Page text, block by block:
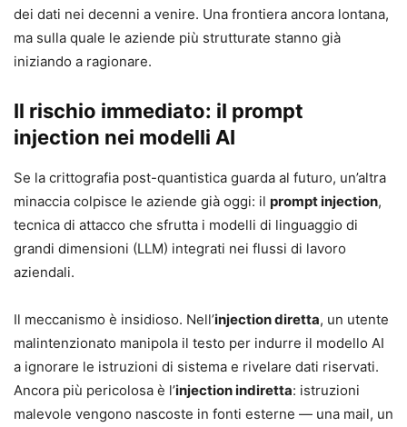
dei dati nei decenni a venire. Una frontiera ancora lontana,
ma sulla quale le aziende più strutturate stanno già
iniziando a ragionare.
Il rischio immediato: il prompt
injection nei modelli AI
Se la crittografia post-quantistica guarda al futuro, un’altra
minaccia colpisce le aziende già oggi: il prompt injection,
tecnica di attacco che sfrutta i modelli di linguaggio di
grandi dimensioni (LLM) integrati nei flussi di lavoro
aziendali.
Il meccanismo è insidioso. Nell’injection diretta, un utente
malintenzionato manipola il testo per indurre il modello AI
a ignorare le istruzioni di sistema e rivelare dati riservati.
Ancora più pericolosa è l’injection indiretta: istruzioni
malevole vengono nascoste in fonti esterne — una mail, un